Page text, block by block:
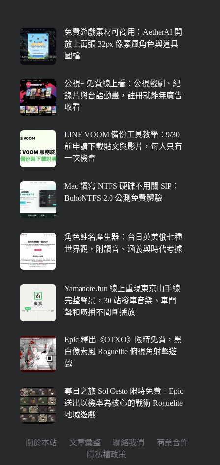
免費遊戲素材可商用：AetherAI 開
放上萬張 32px 像素風角色與道具
圖檔
公視+ 免費線上看：公視戲劇、紀
錄片與台語動畫，註冊就能無廣告
收看
LINE VOOM 備份工具教學：9/30
前申請下載貼文與影片，每人只有
一次機會
Mac 讀寫 NTFS 硬碟不用關 SIP：
BuhoNTFS 2.0 公測免費體驗
角色姓名產生器：台日英美俄七種
世界觀，附讀音、涵義與時代考據
Yamanote.fun 線上重現東京山手線
完整聲景，30 站發車音樂、車門
聲和廣播不間斷播放
Epic 釋出《OTXO》限時免費，黑
白像素風 Roguelite 俯視角射擊遊
戲
尋日之旅 Sol Cesto 限時免費！Epic
送出以機率為核心的戰術 Roguelite
地城遊戲
關於本站 文章彙整 聯絡我們
商業合作
隱私權政策